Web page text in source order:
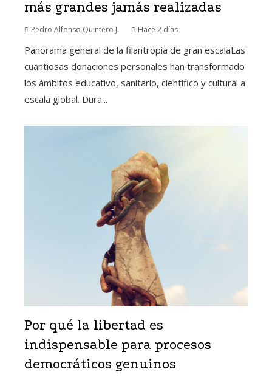
más grandes jamás realizadas
Pedro Alfonso Quintero J. Hace 2 días
Panorama general de la filantropía de gran escalaLas
cuantiosas donaciones personales han transformado
los ámbitos educativo, sanitario, científico y cultural a
escala global. Dura...
Por qué la libertad es
indispensable para procesos
democráticos genuinos